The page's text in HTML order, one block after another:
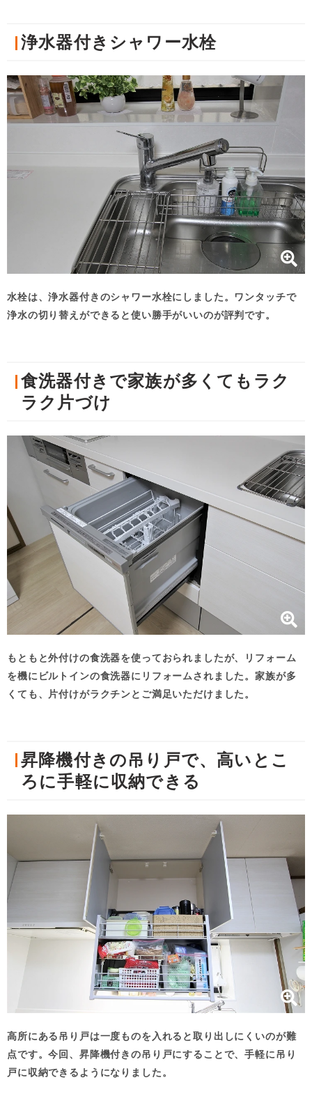
浄水器付きシャワー水栓
水栓は、浄水器付きのシャワー水栓にしました。ワンタッチで
浄水の切り替えができると使い勝手がいいのが評判です。
食洗器付きで家族が多くてもラク
ラク片づけ
もともと外付けの食洗器を使っておられましたが、リフォーム
を機にビルトインの食洗器にリフォームされました。家族が多
くても、片付けがラクチンとご満足いただけました。
昇降機付きの吊り戸で、高いとこ
ろに手軽に収納できる
高所にある吊り戸は一度ものを入れると取り出しにくいのが難
点です。今回、昇降機付きの吊り戸にすることで、手軽に吊り
戸に収納できるようになりました。